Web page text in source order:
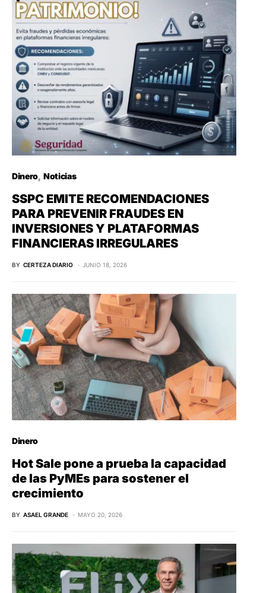
Dinero Noticias
SSPC EMITE RECOMENDACIONES
PARA PREVENIR FRAUDES EN
INVERSIONES Y PLATAFORMAS
FINANCIERAS IRREGULARES
BY CERTEZA DIARIO JUNIO 18, 2026
Dinero
Hot Sale pone a prueba la capacidad
de las PyMEs para sostener el
crecimiento
BY ASAEL GRANDE MAYO 20, 2026